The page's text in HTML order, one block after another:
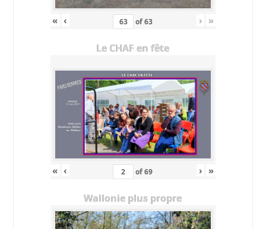
« ‹ of63 › »
Le CHAF en fête
« ‹ of69 › »
Wallonie plus propre